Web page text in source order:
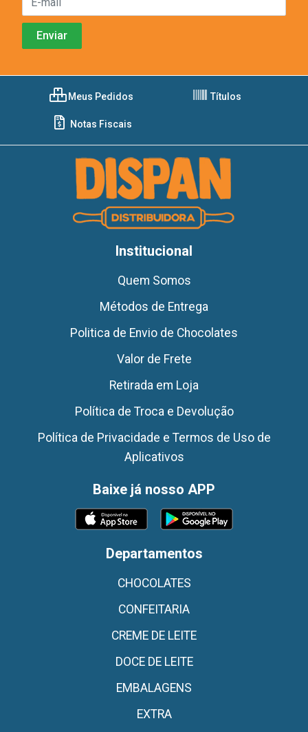
Meus Pedidos Títulos
Notas Fiscais
Institucional
Quem Somos
Métodos de Entrega
Politica de Envio de Chocolates
Valor de Frete
Retirada em Loja
Política de Troca e Devolução
Política de Privacidade e Termos de Uso de
Aplicativos
Baixe já nosso APP
Departamentos
CHOCOLATES
CONFEITARIA
CREME DE LEITE
DOCE DE LEITE
EMBALAGENS
EXTRA